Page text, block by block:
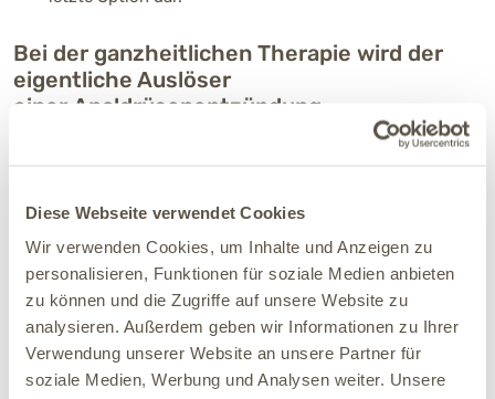
Diese Webseite verwendet Cookies
Wir verwenden Cookies, um Inhalte und Anzeigen zu
personalisieren, Funktionen für soziale Medien anbieten
zu können und die Zugriffe auf unsere Website zu
analysieren. Außerdem geben wir Informationen zu Ihrer
Verwendung unserer Website an unsere Partner für
soziale Medien, Werbung und Analysen weiter. Unsere
Bei der ganzheitlichen Therapie wird der
eigentliche Auslöser
einer Analdrüsenentzündung
Tiermedizin sind die Analdrüsen eine verlässliche
des Dickdarms gibt.
Das heißt:So lange die Verdauung Deines Hundes im
„grünen Bereich“ ist, verrichten auch die Analdrüsen meist
„brav“ ihre Arbeit. Ist die Dickdarmflora jedoch übersäuert,
kann es passieren, dass die Analdrüsen mit Säuren und